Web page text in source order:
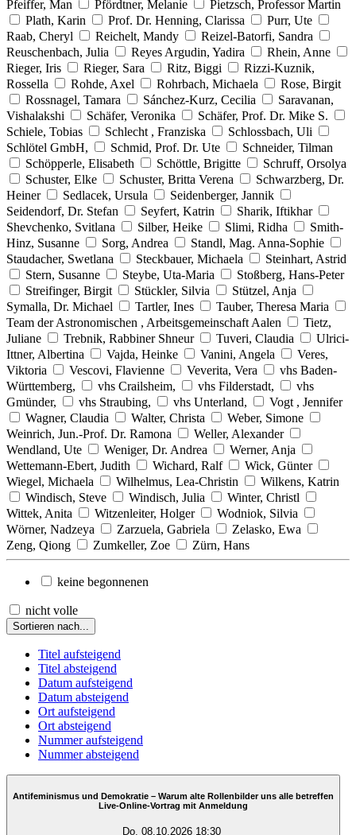
Pfeiffer, Man Pfördtner, Melanie
Pietzsch, Professor Martin
Plath, Karin
Prof. Dr. Henning, Clarissa
Purr, Ute
Raab, Cheryl
Reichelt, Mandy
Reizel-Batorfi, Sandra
Reuschenbach, Julia
Reyes Argudin, Yadira
Rhein, Anne
Rieger, Iris
Rieger, Sara Ritz, Biggi
Rizzi-Kuznik,
Rossella
Rohde, Axel Rohrbach, Michaela
Rose, Birgit
Rossnagel, Tamara
Sánchez-Kurz, Cecilia
Saravanan,
Vishalakshi
Schäfer, Veronika
Schäfer, Prof. Dr. Mike S.
Schiele, Tobias
Schlecht , Franziska
Schlossbach, Uli
Schlötel GmbH,
Schmid, Prof. Dr. Ute
Schneider, Tilman
Schöpperle, Elisabeth
Schöttle, Brigitte
Schruff, Orsolya
Schuster, Elke
Schuster, Britta Verena
Schwarzberg, Dr.
Heiner
Sedlacek, Ursula
Seidenberger, Jannik
Seidendorf, Dr. Stefan
Seyfert, Katrin
Sharik, Iftikhar
Shevchenko, Svitlana
Silber, Heike Slimi, Ridha
Smith-
Hinz, Susanne
Sorg, Andrea
Standl, Mag. Anna-Sophie
Staudacher, Swetlana
Steckbauer, Michaela
Steinhart, Astrid
Stern, Susanne
Steybe, Uta-Maria
Stoßberg, Hans-Peter
Streifinger, Birgit
Stückler, Silvia
Stützel, Anja
Symalla, Dr. Michael
Tartler, Ines
Tauber, Theresa Maria
Team der Astronomischen , Arbeitsgemeinschaft Aalen
Tietz,
Juliane
Trebnik, Rabbiner Shneur Tuveri, Claudia
Ulrici-
Ittner, Albertina
Vajda, Heinke Vanini, Angela
Veres,
Viktoria
Vescovi, Flavienne Veverita, Vera
vhs Baden-
Württemberg,
vhs Crailsheim, vhs Filderstadt,
vhs
Gmünder,
vhs Straubing, vhs Unterland,
Vogt , Jennifer
Wagner, Claudia
Walter, Christa
Weber, Simone
Weinrich, Jun.-Prof. Dr. Ramona
Weller, Alexander
Wendland, Ute
Weniger, Dr. Andrea
Werner, Anja
Wettemann-Ebert, Judith
Wichard, Ralf
Wick, Günter
Wiegel, Michaela
Wilhelmus, Lea-Christin
Wilkens, Katrin
Windisch, Steve
Windisch, Julia
Winter, Christl
Wittek, Anita
Witzenleiter, Holger
Wodniok, Silvia
Wörner, Nadzeya
Zarzuela, Gabriela
Zelasko, Ewa
Zeng, Qiong
Zumkeller, Zoe Zürn, Hans
keine begonnenen
nicht volle
Sortieren nach...
Titel aufsteigend
Titel absteigend
Datum aufsteigend
Datum absteigend
Ort aufsteigend
Ort absteigend
Nummer aufsteigend
Nummer absteigend
Antifeminismus und Demokratie – Warum alte Rollenbilder uns alle betreffen
Live-Online-Vortrag mit Anmeldung
Do. 08.10.2026 18:30